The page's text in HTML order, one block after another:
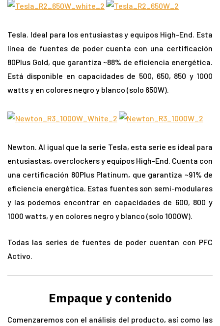
Tesla. Ideal para los entusiastas y equipos High-End. Esta
línea de fuentes de poder cuenta con una certificación
80Plus Gold, que garantiza ~88% de eficiencia energética.
Está disponible en capacidades de 500, 650, 850 y 1000
watts y en colores negro y blanco (solo 650W).
Newton. Al igual que la serie Tesla, esta serie es ideal para
entusiastas, overclockers y equipos High-End. Cuenta con
una certificación 80Plus Platinum, que garantiza ~91% de
eficiencia energética. Estas fuentes son semi-modulares
y las podemos encontrar en capacidades de 600, 800 y
1000 watts, y en colores negro y blanco (solo 1000W).
Todas las series de fuentes de poder cuentan con PFC
Activo.
Empaque y contenido
Comenzaremos con el análisis del producto, así como las